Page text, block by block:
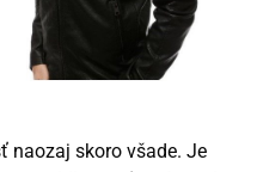
naozaj skoro všade. Je